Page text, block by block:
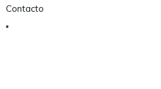
Contacto